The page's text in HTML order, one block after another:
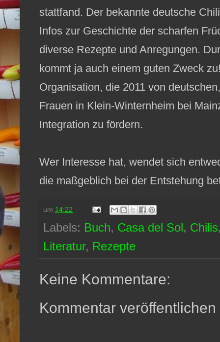
stattfand. Der bekannte deutsche
Infos zur Geschichte der scharfen
diverse Rezepte und Anregungen.
kommt ja auch einem guten Zweck
Organisation, die 2011 von
Frauen in Klein-Winternheim bei
Integration zu fördern.
Wer Interesse hat, wendet sich
die maßgeblich bei der Entstehung
um 14:22
Labels: Buch, Casa del Sol, Chilis
Literatur, Rezepte
Keine Kommentare:
Kommentar veröffentlichen